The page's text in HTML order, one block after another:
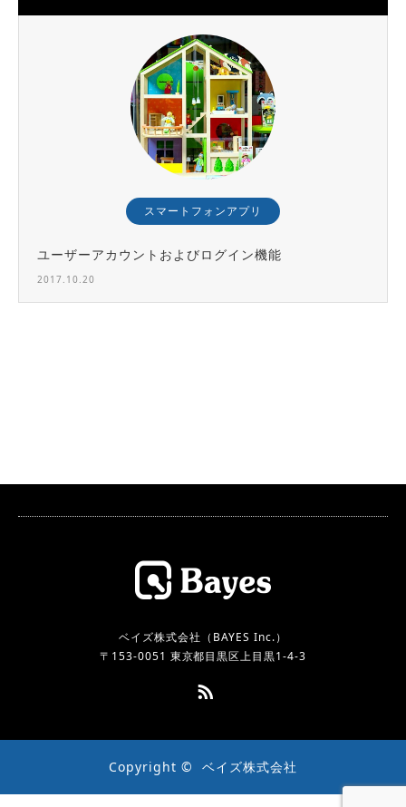
スマートフォンアプリ
ユーザーアカウントおよびログイン機能
2017.10.20
ベイズ株式会社（BAYES Inc.）
〒153-0051 東京都目黒区上目黒1-4-3
Copyright © ベイズ株式会社